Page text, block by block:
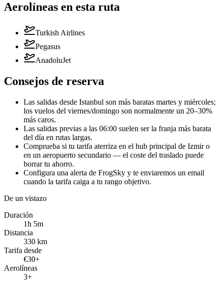
Aerolíneas en esta ruta
Turkish Airlines
Pegasus
AnadoluJet
Consejos de reserva
Las salidas desde Istanbul son más baratas martes y miércoles;
los vuelos del viernes/domingo son normalmente un 20–30%
más caros.
Las salidas previas a las 06:00 suelen ser la franja más barata
del día en rutas largas.
Comprueba si tu tarifa aterriza en el hub principal de Izmir o
en un aeropuerto secundario — el coste del traslado puede
borrar tu ahorro.
Configura una alerta de FrogSky y te enviaremos un email
cuando la tarifa caiga a tu rango objetivo.
De un vistazo
Duración
1h 5m
Distancia
330 km
Tarifa desde
€30+
Aerolíneas
3+